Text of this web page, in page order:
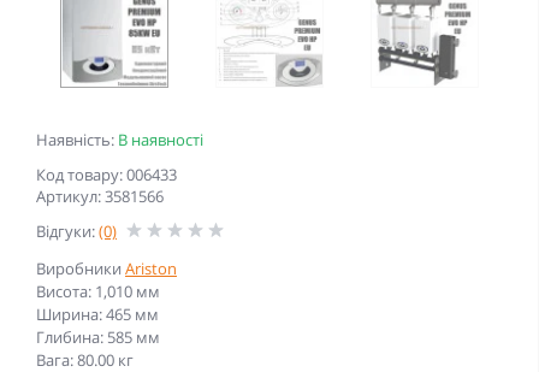
Наявність: В наявності
Код товару: 006433
Артикул: 3581566
Відгуки:(0)
Виробники Ariston
Висота: 1,010 мм
Ширина: 465 мм
Глибина: 585 мм
Вага: 80.00 кг